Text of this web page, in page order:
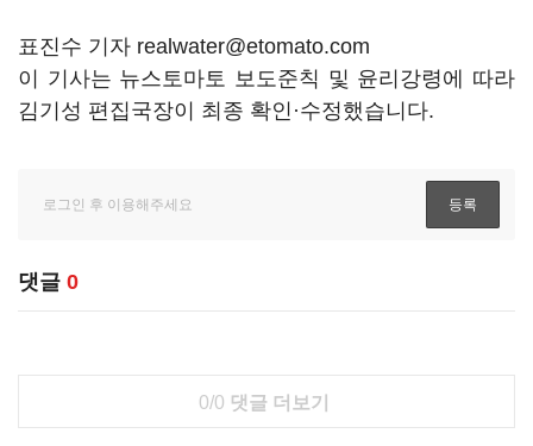
표진수 기자 realwater@etomato.com
이 기사는 뉴스토마토 보도준칙 및 윤리강령에 따라
김기성 편집국장이 최종 확인·수정했습니다.
댓글 0
0/0 댓글 더보기